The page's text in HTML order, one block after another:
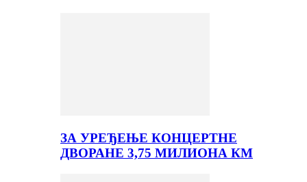
ЗА УРЕЂЕЊЕ КОНЦЕРТНЕ
ДВОРАНЕ 3,75 МИЛИОНА КМ